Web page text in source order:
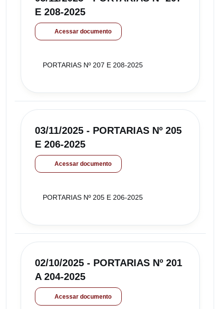
E 208-2025
Acessar documento
PORTARIAS Nº 207 E 208-2025
03/11/2025 - PORTARIAS Nº 205
E 206-2025
Acessar documento
PORTARIAS Nº 205 E 206-2025
02/10/2025 - PORTARIAS Nº 201
A 204-2025
Acessar documento